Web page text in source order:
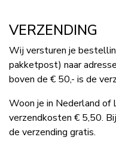
VERZENDING
Wij versturen je
pakketpost) naar
boven de € 50,- is de
Woon je in Nederland of
verzendkosten € 5,50.
de verzending gratis.